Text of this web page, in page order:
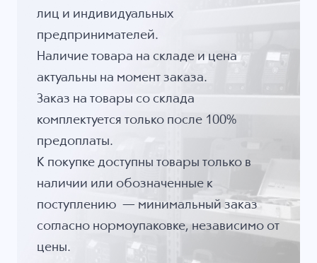
лиц и индивидуальных
предпринимателей.
Наличие товара на складе и цена
актуальны на момент заказа.
Заказ на товары со склада
комплектуется только после 100%
предоплаты.
К покупке доступны товары только в
наличии или обозначенные к
поступлению — минимальный заказ
согласно нормоупаковке, независимо от
цены.